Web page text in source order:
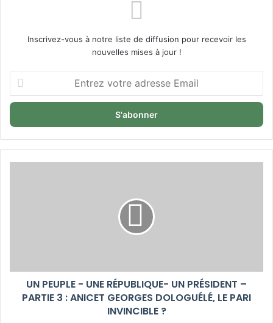
Inscrivez-vous à notre liste de diffusion pour recevoir les
nouvelles mises à jour !
votre
adresse
UN PEUPLE - UNE RÉPUBLIQUE- UN PRÉSIDENT –
PARTIE 3 : ANICET GEORGES DOLOGUÉLÉ, LE PARI
INVINCIBLE ?